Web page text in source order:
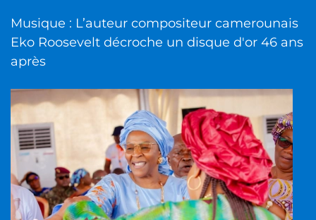
Musique : L’auteur compositeur camerounais
Eko Roosevelt décroche un disque d'or 46 ans
après